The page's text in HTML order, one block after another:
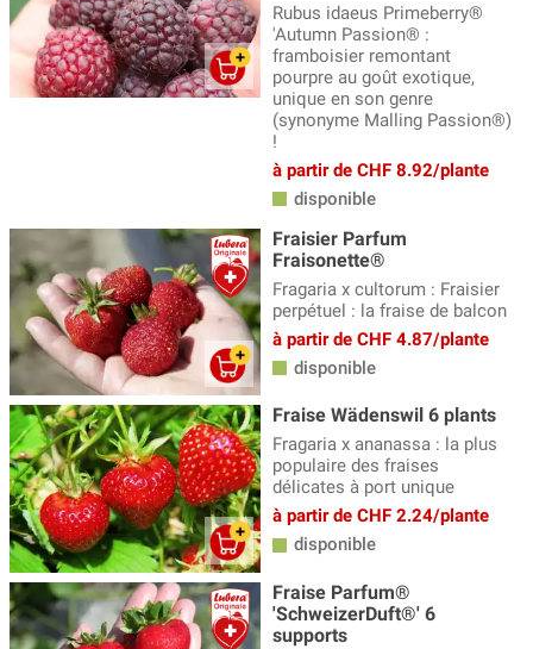
Rubus idaeus Primeberry®
'Autumn Passion® :
framboisier remontant
pourpre au goût exotique,
unique en son genre
(synonyme Malling Passion®)
!
à partir de CHF 8.92/plante
disponible
Fraisier Parfum
Fraisonette®
Fragaria x cultorum : Fraisier
perpétuel : la fraise de balcon
à partir de CHF 4.87/plante
disponible
Fraise Wädenswil 6 plants
Fragaria x ananassa : la plus
populaire des fraises
délicates à port unique
à partir de CHF 2.24/plante
disponible
Fraise Parfum®
'SchweizerDuft®' 6
supports